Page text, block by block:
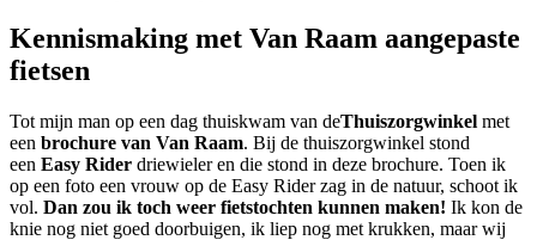
Kennismaking met Van Raam aangepaste
fietsen
Tot mijn man op een dag thuiskwam van deThuiszorgwinkel met
een brochure van Van Raam. Bij de thuiszorgwinkel stond
een Easy Rider driewieler en die stond in deze brochure. Toen ik
op een foto een vrouw op de Easy Rider zag in de natuur, schoot ik
vol. Dan zou ik toch weer fietstochten kunnen maken! Ik kon de
knie nog niet goed doorbuigen, ik liep nog met krukken, maar wij